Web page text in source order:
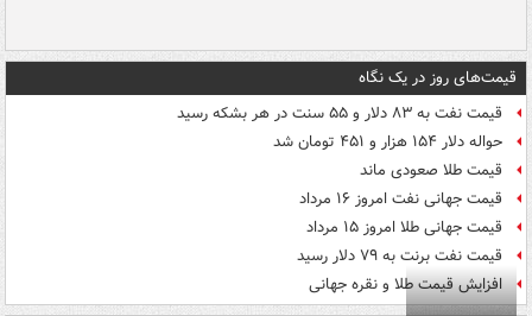
قیمت‌های روز در یک نگاه
قیمت نفت به ۸۳ دلار و ۵۵ سنت در هر بشکه رسید
حواله دلار ۱۵۴ هزار و ۴۵۱ تومان شد
قیمت طلا صعودی ماند
قیمت جهانی نفت امروز ۱۶ مرداد
قیمت جهانی طلا امروز ۱۵ مرداد
قیمت نفت برنت به ۷۹ دلار رسید
افزایش قیمت طلا و نقره جهانی